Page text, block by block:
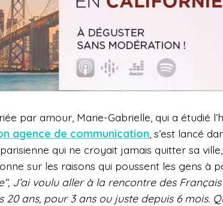
par amour, Marie-Gabrielle, qui a étudié
agence de communication , s’est lancé
qui ne croyait jamais quitter sa
sur les raisons qui poussent les gens à
J’ai voulu aller à la rencontre des
20 ans, pour 3 ans ou juste depuis 6 mois.